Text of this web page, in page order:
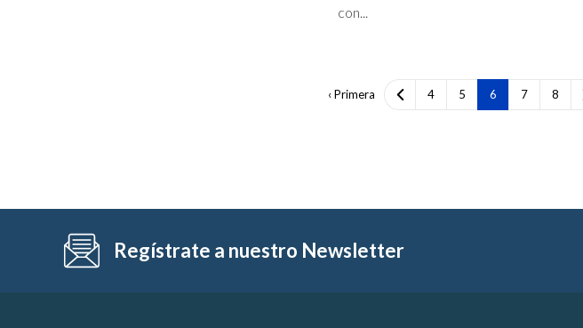
con...
‹ Primera 4 5 6 7 8
Regístrate a nuestro Newsletter